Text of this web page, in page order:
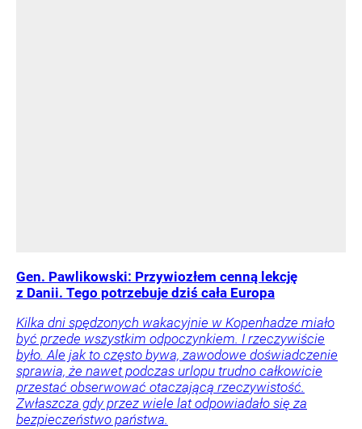
Gen. Pawlikowski: Przywiozłem cenną lekcję
z Danii. Tego potrzebuje dziś cała Europa
Kilka dni spędzonych wakacyjnie w Kopenhadze miało
być przede wszystkim odpoczynkiem. I rzeczywiście
było. Ale jak to często bywa, zawodowe doświadczenie
sprawia, że nawet podczas urlopu trudno całkowicie
przestać obserwować otaczającą rzeczywistość.
Zwłaszcza gdy przez wiele lat odpowiadało się za
bezpieczeństwo państwa.